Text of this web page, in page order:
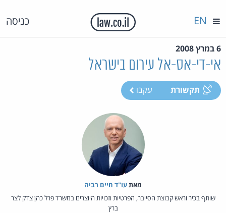
כניסה EN
6 במרץ 2008
אי-די-אס-אל עירום בישראל
תקשורת עקבו
מאת‏עו"ד חיים רביה
שותף בכיר וראש קבוצת הסייבר, הפרטיות וזכויות היוצרים במשרד פרל כהן צדק לצר
ברץ